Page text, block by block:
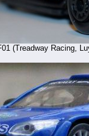
(Treadway Racing,